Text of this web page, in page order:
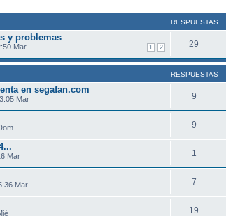
RESPUESTAS
y problemas
1 2
Mar 29
RESPUESTAS
en segafan.com
Mar 9
9
Mar 1
Mar 7
19